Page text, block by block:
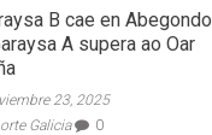
B cae en Abegondo
A supera ao Oar
23, 2025
Galicia
0